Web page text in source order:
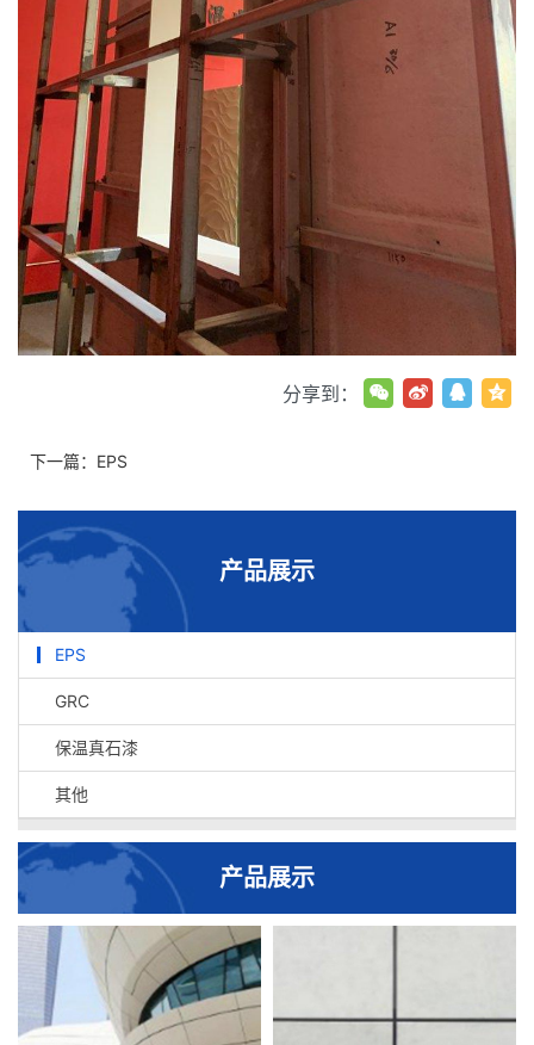
产品展示
EPS
GRC
保温真石漆
其他
产品展示
分享到：
下一篇： EPS